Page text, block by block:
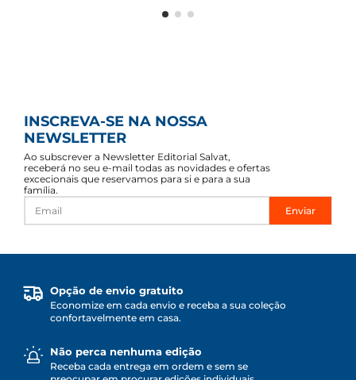
INSCREVA-SE NA NOSSA
NEWSLETTER
Ao subscrever a Newsletter Editorial Salvat,
receberá no seu e-mail todas as novidades e ofertas
excecionais que reservamos para si e para a sua
família.
Enviar
Opção de envio gratuito
Economize em cada envio e receba a sua coleção
confortavelmente em casa.
Não perca nenhuma edição
Receba cada entrega em ordem e sem se